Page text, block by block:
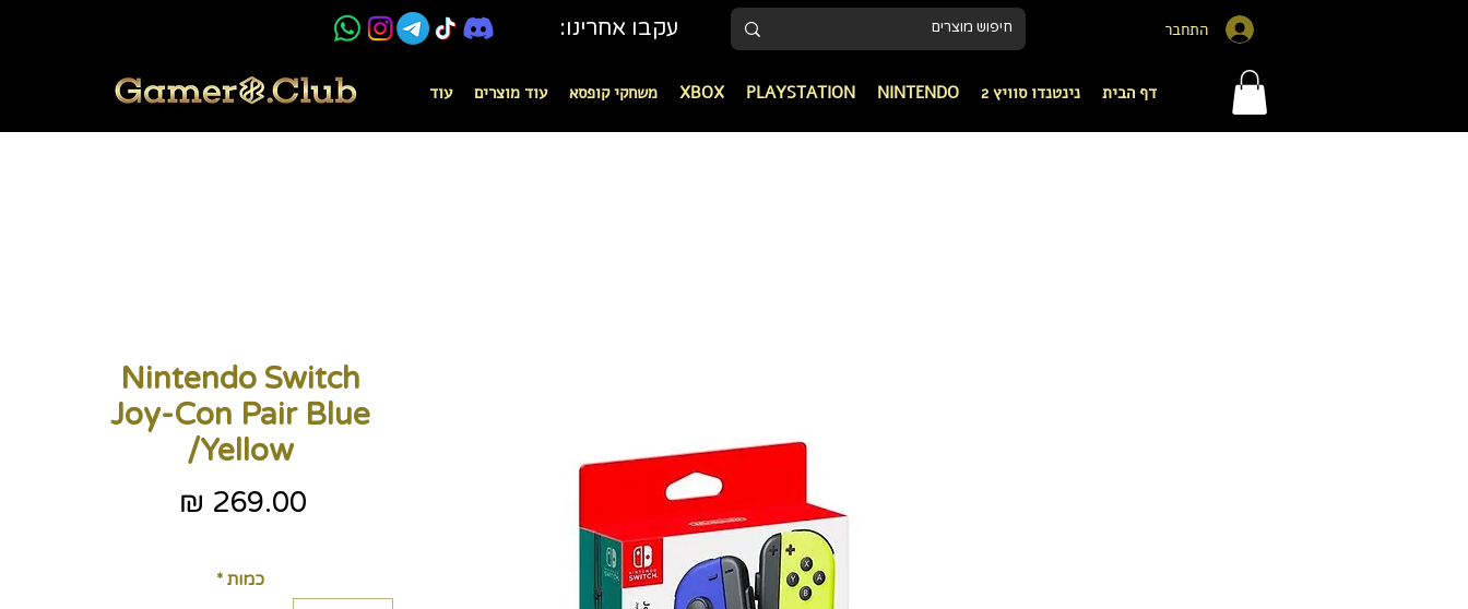
עקבו אחרינו: התחבר
דף הבית נינטנדו סוויץ 2 NINTENDO
PLAYSTATION
XBOX משחקי קופסא עוד מוצרים עוד
Nintendo Switch
Joy-Con Pair Blue
/Yellow
כמות *